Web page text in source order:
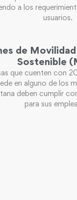
a los
usuarios.
de
Sostenible
que cuenten con
en alguno de los
deben cumplir
para sus